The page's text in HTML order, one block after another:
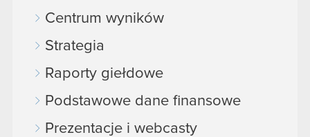
Centrum wyników
Strategia
Raporty giełdowe
Podstawowe dane finansowe
Prezentacje i webcasty